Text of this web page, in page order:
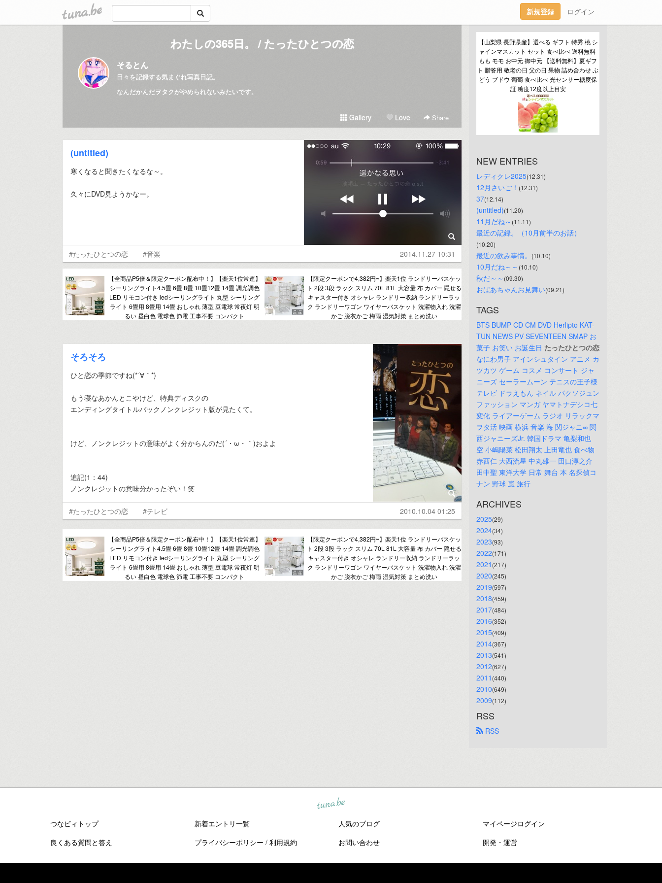
tuna.be 新規登録 ログイン
わたしの365日。 / たったひとつの恋
そるとん
日々を記録する気まぐれ写真日記。
なんだかんだヲタクがやめられないみたいです。
Gallery Love Share
(untitled)
寒くなると聞きたくなるな～。
久々にDVD見ようかなー。
#たったひとつの恋 #音楽 2014.11.27 10:31
【全商品P5倍＆限定クーポン配布中！】【楽天1位常連】
シーリングライト4.5畳 6畳 8畳 10畳12畳 14畳 調光調色
LED リモコン付き ledシーリングライト 丸型 シーリング
ライト 6畳用 8畳用 14畳 おしゃれ 薄型 豆電球 常夜灯 明
るい 昼白色 電球色 節電 工事不要 コンパクト
【限定クーポンで4,382円~】楽天1位 ランドリーバスケッ
ト 2段 3段 ラック スリム 70L 81L 大容量 布 カバー 隠せる
キャスター付き オシャレ ランドリー収納 ランドリーラッ
ク ランドリーワゴン ワイヤーバスケット 洗濯物入れ 洗濯
かご 脱衣かご 梅雨 湿気対策 まとめ洗い
そろそろ
ひと恋の季節ですね(*´∀｀*)
もう寝なあかんとこやけど、特典ディスクの
エンディングタイトルバックノンクレジット版が見たくて。
けど、ノンクレジットの意味がよく分からんのだ(´・ω・｀)およよ
追記(1：44)
ノンクレジットの意味分かったぞい！笑
#たったひとつの恋 #テレビ 2010.10.04 01:25
【全商品P5倍＆限定クーポン配布中！】【楽天1位常連】
シーリングライト4.5畳 6畳 8畳 10畳12畳 14畳 調光調色
LED リモコン付き ledシーリングライト 丸型 シーリング
ライト 6畳用 8畳用 14畳 おしゃれ 薄型 豆電球 常夜灯 明
るい 昼白色 電球色 節電 工事不要 コンパクト
【限定クーポンで4,382円~】楽天1位 ランドリーバスケッ
ト 2段 3段 ラック スリム 70L 81L 大容量 布 カバー 隠せる
キャスター付き オシャレ ランドリー収納 ランドリーラッ
ク ランドリーワゴン ワイヤーバスケット 洗濯物入れ 洗濯
かご 脱衣かご 梅雨 湿気対策 まとめ洗い
【山梨県 長野県産】選べる ギフト 特秀 桃 シ
ャインマスカット セット 食べ比べ 送料無料
もも モモ お中元 御中元 【送料無料】夏ギフ
ト 贈答用 敬老の日 父の日 果物 詰め合わせ ぶ
どう ブドウ 葡萄 食べ比べ 光センサー糖度保
証 糖度12度以上目安
NEW ENTRIES
レディクレ2025(12.31)
12月さいご！ (12.31)
37(12.14)
(untitled)(11.20)
11月だね～ (11.11)
最近の記録。（10月前半のお話）
(10.20)
最近の飲み事情。 (10.10)
10月だね～～ (10.10)
秋だ～～ (09.30)
おばあちゃんお見舞い(09.21)
TAGS
BTS BUMP CD CM DVD Herlipto KAT-
TUN NEWS PV SEVENTEEN SMAP お
菓子 お笑い お誕生日 たったひとつの恋
なにわ男子 アインシュタイン アニメ カ
ツカツ ゲーム コスメ コンサート ジャ
ニーズ セーラームーン テニスの王子様
テレビ ドラえもん ネイル パクソジュン
ファッション マンガ ヤマトナデシコ七
変化 ライアーゲーム ラジオ リラックマ
ヲタ活 映画 横浜 音楽 海 関ジャニ∞ 関
西ジャニーズJr. 韓国ドラマ 亀梨和也
空 小嶋陽菜 松田翔太 上田竜也 食べ物
赤西仁 大西流星 中丸雄一 田口淳之介
田中聖 東洋大学 日常 舞台 本 名探偵コ
ナン 野球 嵐 旅行
ARCHIVES
2025(29)
2024(34)
2023(93)
2022(171)
2021 (217)
2020(245)
2019(597)
2018(459)
2017(484)
2016(352)
2015(409)
2014(367)
2013(541)
2012(627)
2011 (440)
2010(649)
2009(112)
RSS
RSS
tuna.be
つなビィトップ 新着エントリ一覧 人気のブログ
マイページログイン
良くある質問と答え
プライバシーポリシー / 利用規約 お問い合わせ 開発・運営